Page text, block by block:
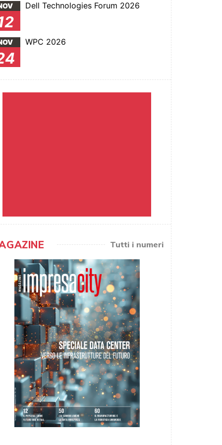
Dell Technologies Forum 2026
WPC 2026
Tutti i numeri